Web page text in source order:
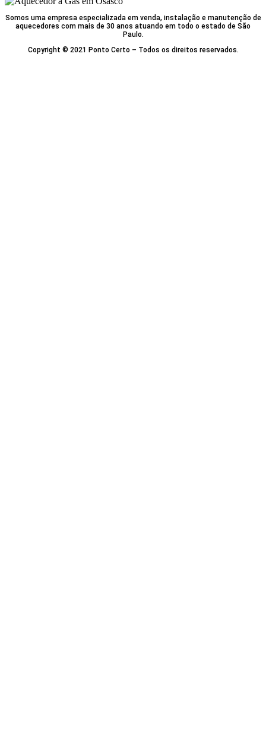
Somos uma empresa especializada em venda, instalação e manutenção de
aquecedores com mais de 30 anos atuando em todo o estado de São
Paulo.
Copyright © 2021 Ponto Certo – Todos os direitos reservados.